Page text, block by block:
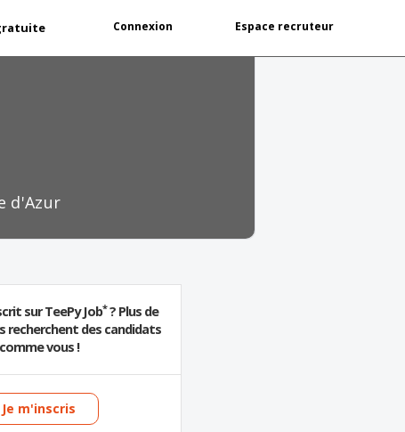
Connexion Espace recruteur
d'Azur
sur TeePy Job*? Plus de
recherchent des candidats
comme vous !
Je m'inscris